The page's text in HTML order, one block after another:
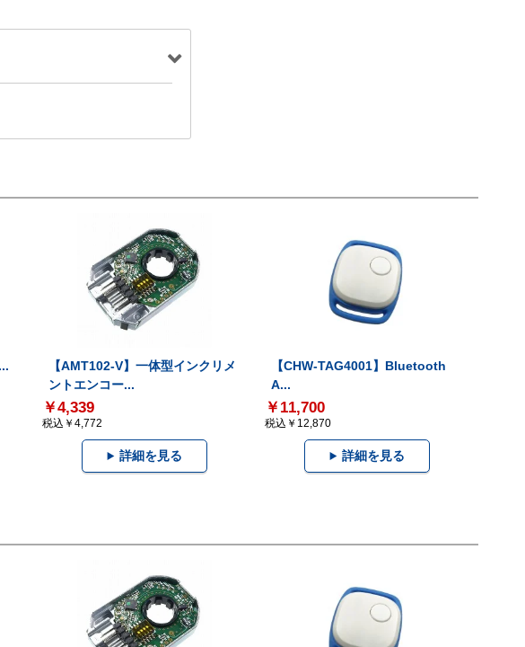
【AMT102-V】一体型インクリメ
ントエンコー...
￥4,339
税込￥4,772
詳細を見る
【CHW-TAG4001】Bluetooth
A...
￥11,700
税込￥12,870
詳細を見る